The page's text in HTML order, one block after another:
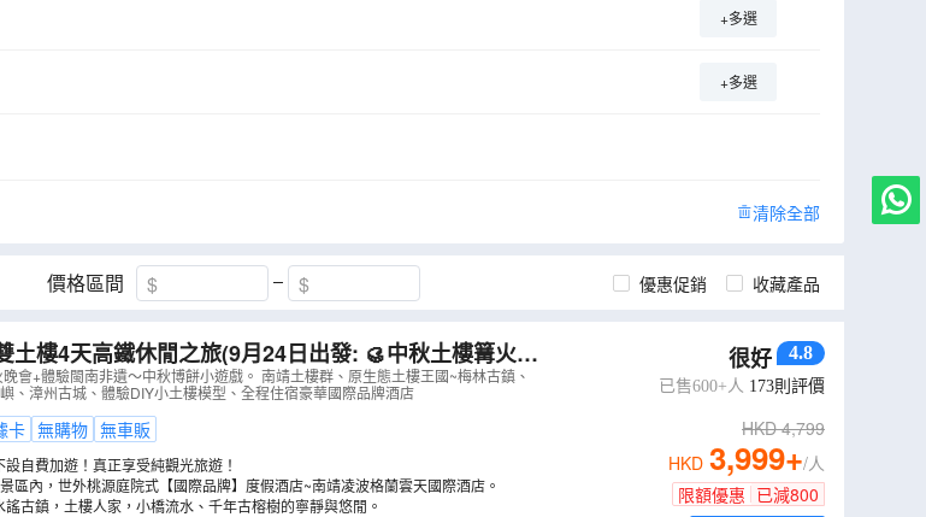
雲水謠景區的核心村)
+多選
+多選
清除全部
價格區間 優惠促銷 收藏產品
土樓4天高鐵休閒之旅(9月24日出發: 🥮中秋土樓篝火晚
土樓模型（CEFBF04YHT）
會+體驗閩南非遺～中秋博餅小遊戲。 南靖土樓群、原生態土樓王國~梅林古鎮、
、漳州古城、體驗DIY小土樓模型、全程住宿豪華國際品牌酒店
卡 無購物 無車販
自費加遊！真正享受純觀光旅遊！
區內，世外桃源庭院式【國際品牌】度假酒店~南靖凌波格蘭雲天國際酒店。
古鎮，土樓人家，小橋流水、千年古榕樹的寧靜與悠閒。
很好 4.8
已售600+人 173則評價
HKD4,799
HKD 3,999+/人
限額優惠 已減800